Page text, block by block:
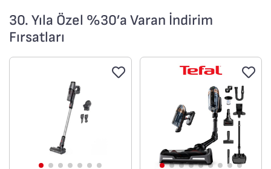
30. Yıla Özel %30’a Varan İndirim
Fırsatları